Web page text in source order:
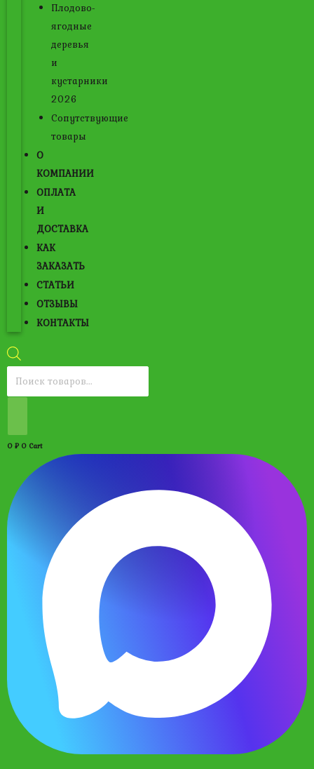
Плодово-
ягодные
деревья
и
кустарники
2026
Сопутствующие
товары
О
КОМПАНИИ
ОПЛАТА
И
ДОСТАВКА
КАК
ЗАКАЗАТЬ
СТАТЬИ
ОТЗЫВЫ
КОНТАКТЫ
Поиск
товаров
0₽ 0 Cart